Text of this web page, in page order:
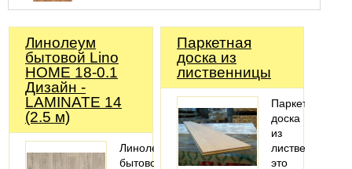
Линолеум
бытовой Lino
HOME 18-0.1
Дизайн -
LAMINATE 14
(2.5 м)
Линолеум
бытовой
Паркетная
доска из
лиственницы
Паркетная
доска
из
лиственницы
это